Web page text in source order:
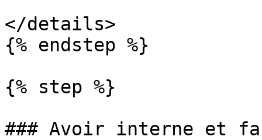
</details>
{% endstep %}
{% step %}
### Avoir interne et